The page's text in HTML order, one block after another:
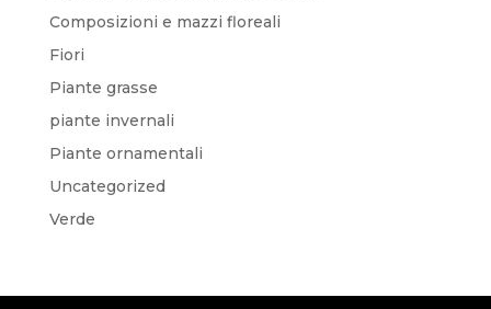
Composizioni e mazzi floreali
Fiori
Piante grasse
piante invernali
Piante ornamentali
Uncategorized
Verde